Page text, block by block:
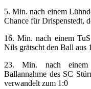
5. Min. nach einem
Chance für Drispenstedt,
16. Min. nach einem
Nils grätscht den Ball aus
23. Min. nach einem
Ballannahme des SC
verwandelt zum 1:0